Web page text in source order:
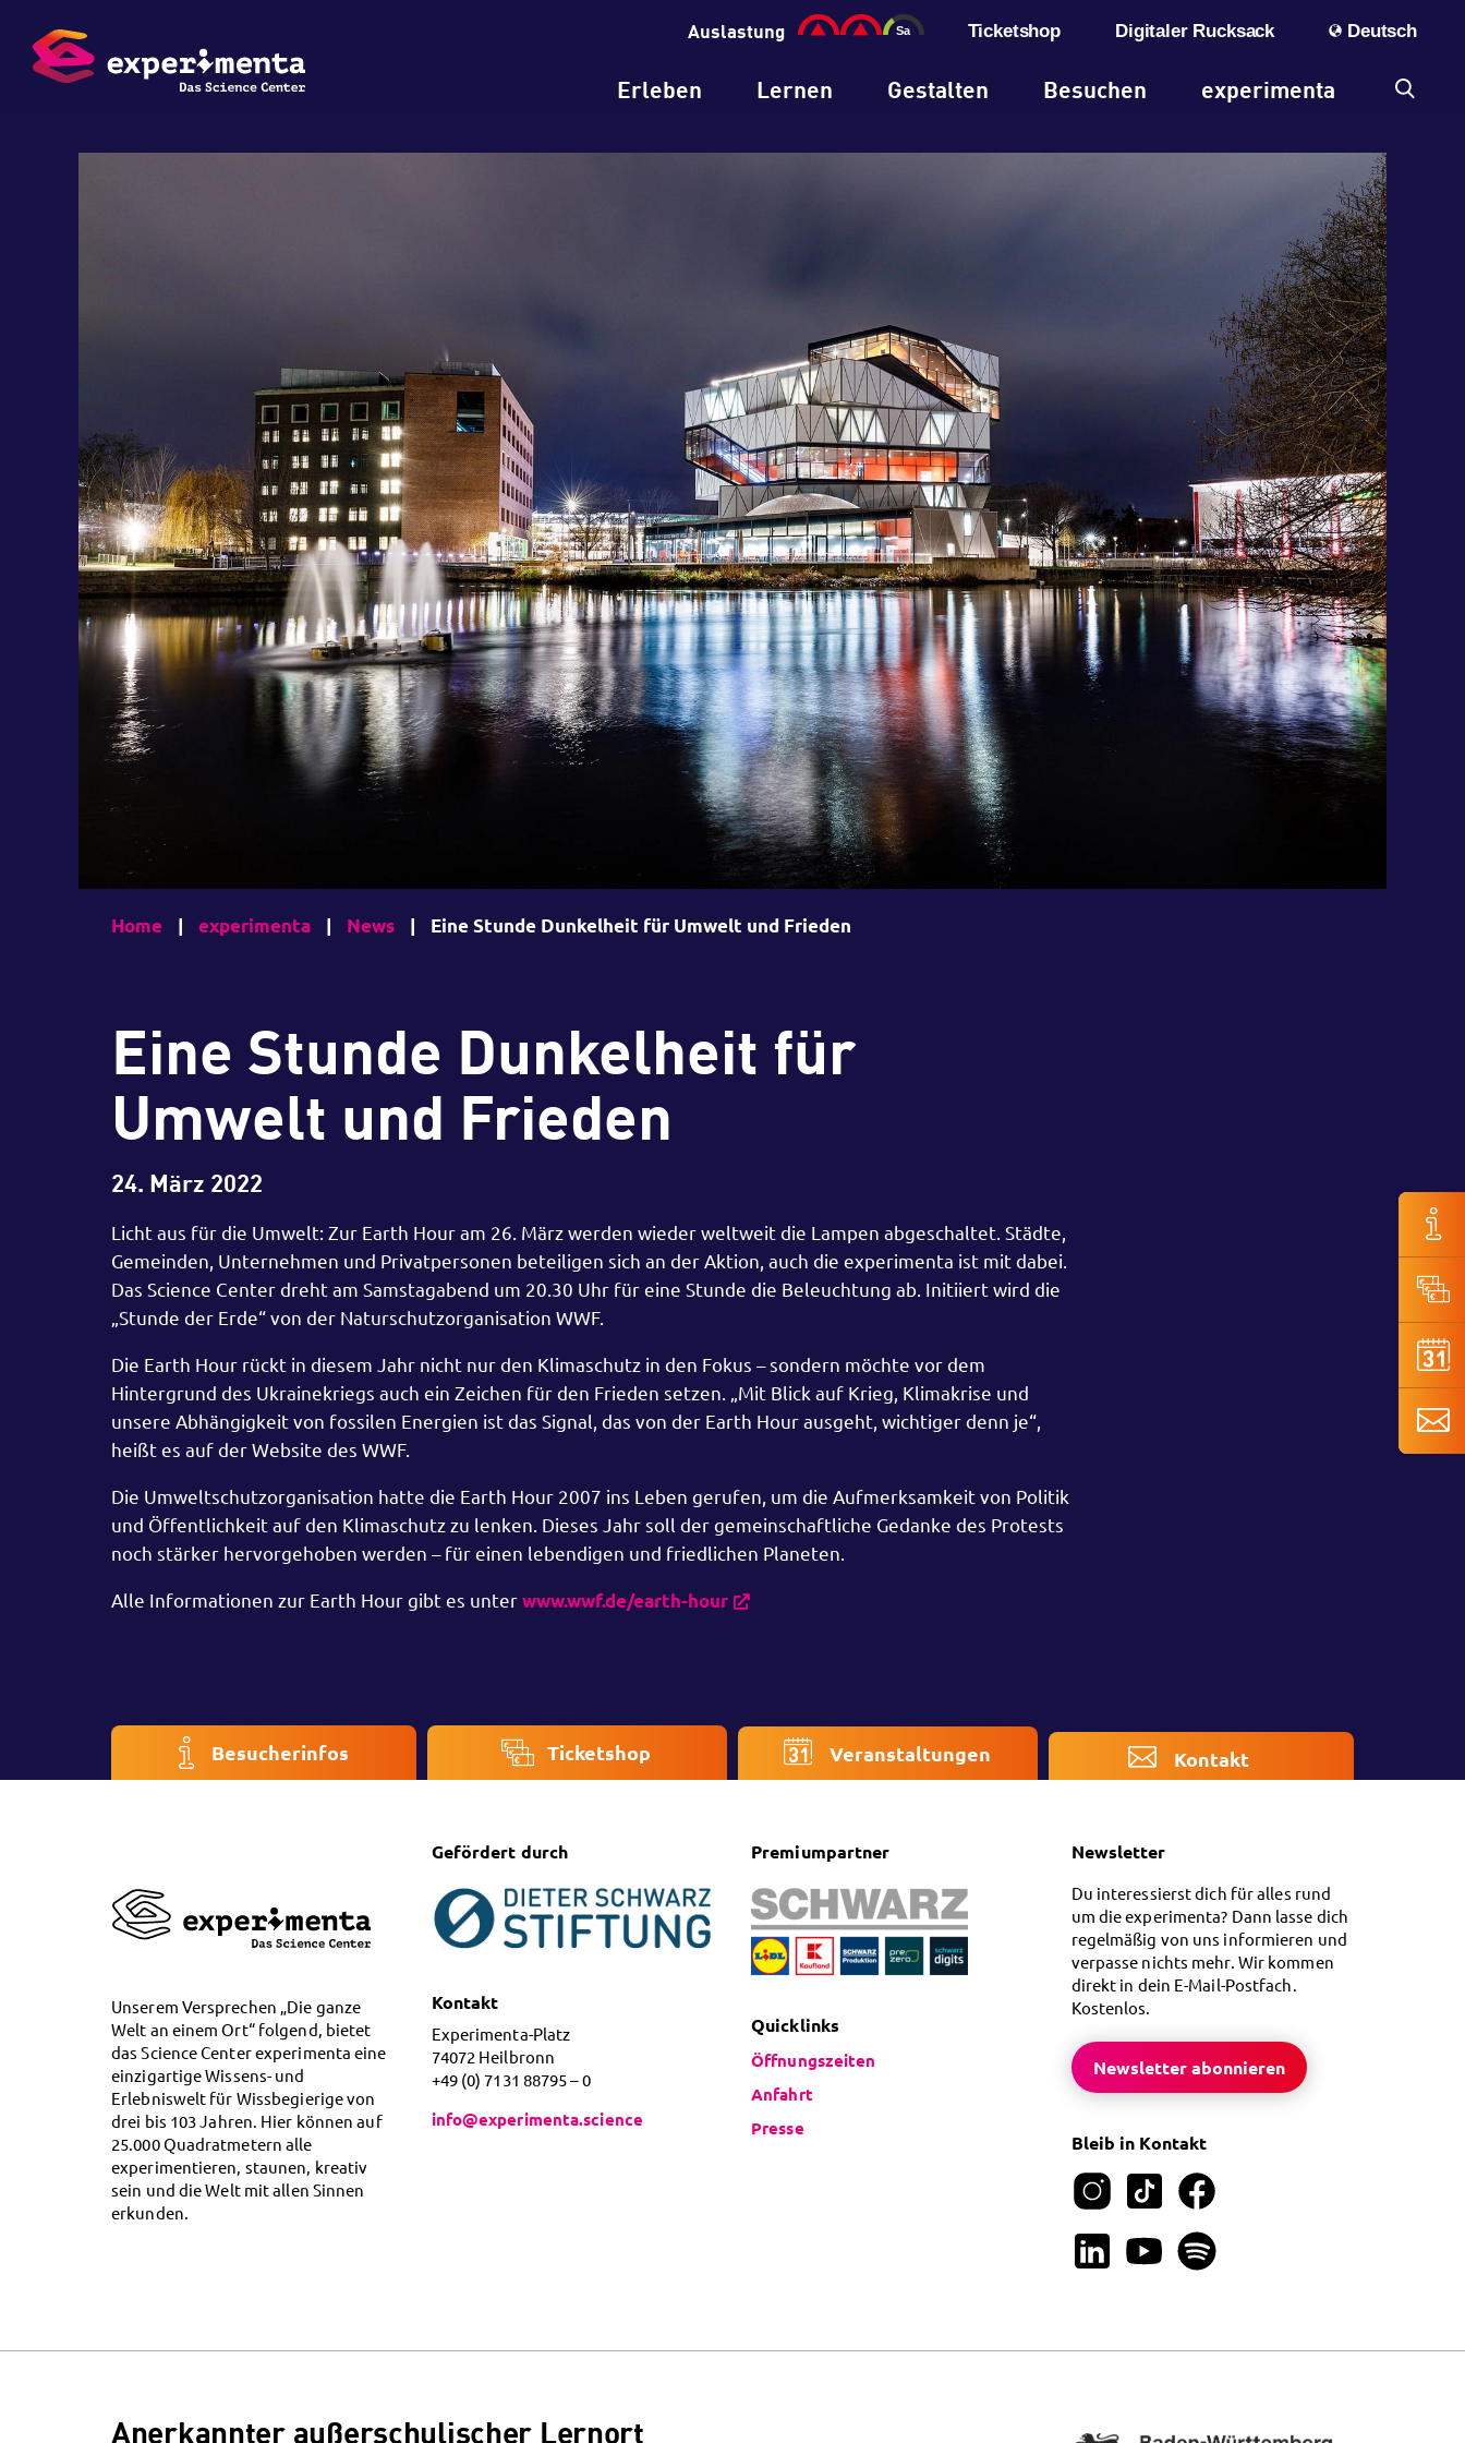
Auslastung Ticketshop Digitaler Rucksack Deutsch
Erleben Lernen Gestalten Besuchen experimenta
Home | experimenta | News | Eine Stunde Dunkelheit für Umwelt und Frieden
Eine Stunde Dunkelheit für
Umwelt und Frieden
24. März 2022
Licht aus für die Umwelt: Zur Earth Hour am 26. März werden wieder weltweit die Lampen abgeschaltet. Städte,
Gemeinden, Unternehmen und Privatpersonen beteiligen sich an der Aktion, auch die experimenta ist mit dabei.
Das Science Center dreht am Samstagabend um 20.30 Uhr für eine Stunde die Beleuchtung ab. Initiiert wird die
„Stunde der Erde“ von der Naturschutzorganisation WWF.
Die Earth Hour rückt in diesem Jahr nicht nur den Klimaschutz in den Fokus – sondern möchte vor dem
Hintergrund des Ukrainekriegs auch ein Zeichen für den Frieden setzen. „Mit Blick auf Krieg, Klimakrise und
unsere Abhängigkeit von fossilen Energien ist das Signal, das von der Earth Hour ausgeht, wichtiger denn je“,
heißt es auf der Website des WWF.
Die Umweltschutzorganisation hatte die Earth Hour 2007 ins Leben gerufen, um die Aufmerksamkeit von Politik
und Öffentlichkeit auf den Klimaschutz zu lenken. Dieses Jahr soll der gemeinschaftliche Gedanke des Protests
noch stärker hervorgehoben werden – für einen lebendigen und friedlichen Planeten.
Alle Informationen zur Earth Hour gibt es unterwww.wwf.de/earth-hour
Besucherinfos Ticketshop Veranstaltungen Kontakt
Unserem Versprechen „Die ganze
Welt an einem Ort“ folgend, bietet
das Science Center experimenta eine
einzigartige Wissens- und
Erlebniswelt für Wissbegierige von
drei bis 103 Jahren. Hier können auf
25.000 Quadratmetern alle
experimentieren, staunen, kreativ
sein und die Welt mit allen Sinnen
erkunden.
Gefördert durch
Kontakt
Experimenta-Platz
74072 Heilbronn
+49 (0) 7131 88795 – 0
info@experimenta.science
Premiumpartner
Quicklinks
Öffnungszeiten
Anfahrt
Presse
Newsletter
Du interessierst dich für alles rund
um die experimenta? Dann lasse dich
regelmäßig von uns informieren und
verpasse nichts mehr. Wir kommen
direkt in dein E-Mail-Postfach.
Kostenlos.
Newsletter abonnieren
Bleib in Kontakt
Anerkannter außerschulischer Lernort